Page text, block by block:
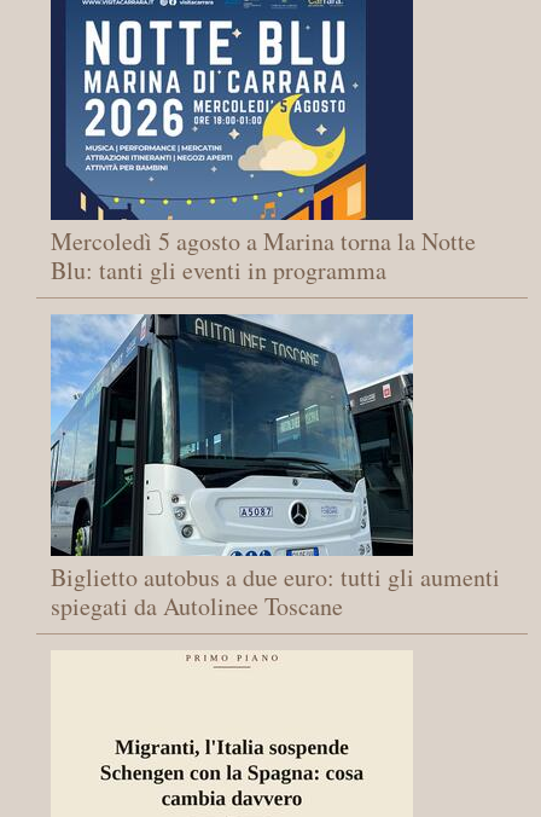
Mercoledì 5 agosto a Marina torna la Notte
Blu: tanti gli eventi in programma
Biglietto autobus a due euro: tutti gli aumenti
spiegati da Autolinee Toscane